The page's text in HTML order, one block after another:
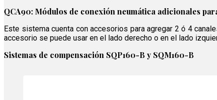
QCA90: Módulos de conexión neumática adicionales
Este sistema cuenta con accesorios para agregar 2 ó 4
accesorio se puede usar en el lado derecho o en el lado
Sistemas de compensación SQP160-B y SQM160-B